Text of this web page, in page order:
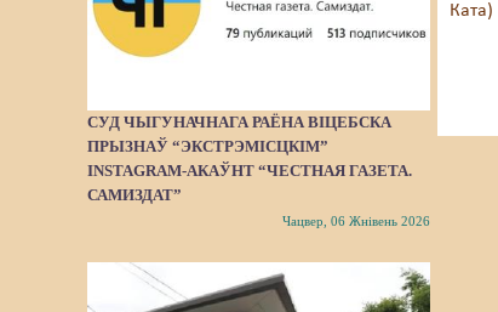
СУД ЧЫГУНАЧНАГА РАЁНА ВІЦЕБСКА
ПРЫЗНАЎ “ЭКСТРЭМІСЦКІМ”
INSTAGRAM-АКАЎНТ “ЧЕСТНАЯ ГАЗЕТА.
САМИЗДАТ”
Чацвер, 06 Жнівень 2026
Ката)